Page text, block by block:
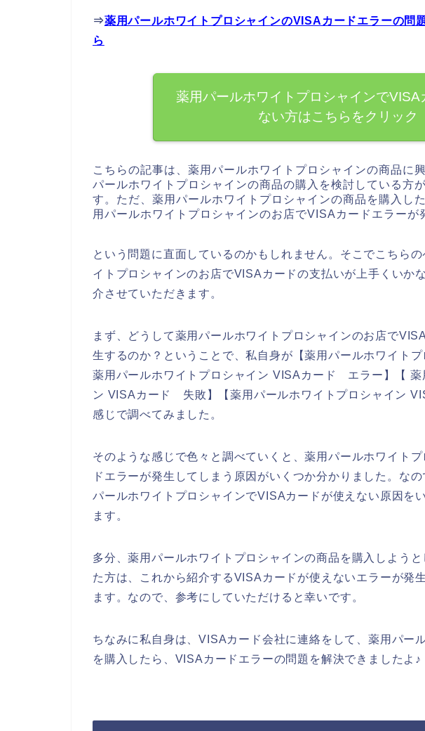
⇒薬用パールホワイトプロシャインのVISAカードエラーの問
ら
薬用パールホワイトプロシャインでVISA
ない方はこちらをクリック
こちらの記事は、薬用パールホワイトプロシャインの商品に
パールホワイトプロシャインの商品の購入を検討している方
す。ただ、薬用パールホワイトプロシャインの商品を購入し
用パールホワイトプロシャインのお店でVISAカードエラーが
という問題に直面しているのかもしれません。そこでこちら
イトプロシャインのお店でVISAカードの支払いが上手くいか
介させていただきます。
まず、どうして薬用パールホワイトプロシャインのお店で
生するのか？ということで、私自身が【薬用パールホワイト
薬用パールホワイトプロシャイン VISAカード エラー】【 薬
ン VISAカード 失敗】【薬用パールホワイトプロシャイン
感じで調べてみました。
そのような感じで色々と調べていくと、薬用パールホワイト
ドエラーが発生してしまう原因がいくつか分かりました。な
パールホワイトプロシャインでVISAカードが使えない原因を
ます。
多分、薬用パールホワイトプロシャインの商品を購入しよう
た方は、これから紹介するVISAカードが使えないエラーが発
ます。なので、参考にしていただけると幸いです。
ちなみに私自身は、VISAカード会社に連絡をして、薬用パー
を購入したら、VISAカードエラーの問題を解決できましたよ♪